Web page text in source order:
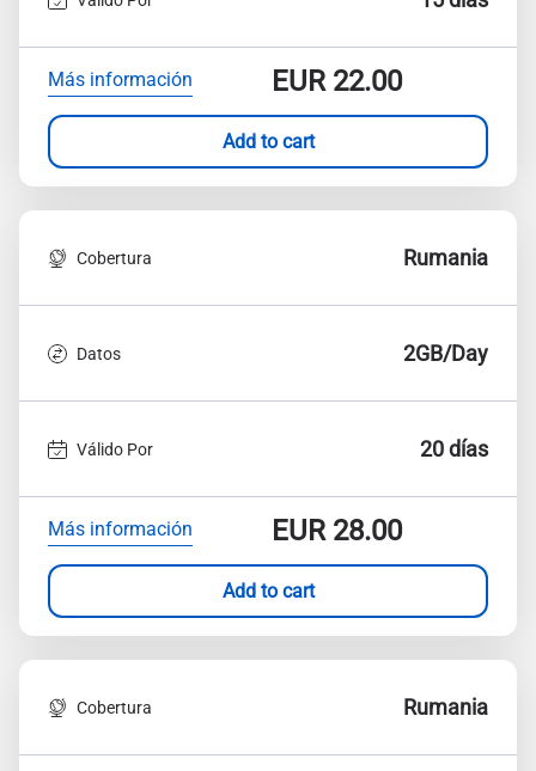
Más información EUR22.00
Add to cart
Cobertura Rumania
Datos 2GB/Day
Válido Por 20 días
Más información EUR28.00
Add to cart
Cobertura Rumania